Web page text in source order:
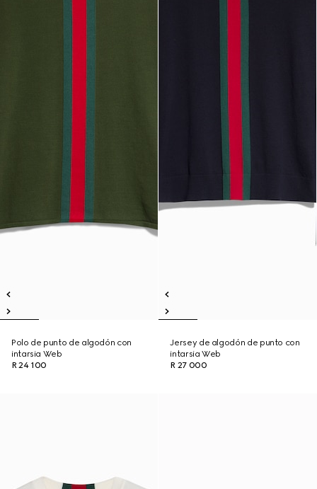
Polo de punto de algodón con
intarsia Web
R 24 100
Jersey de algodón de punto con
intarsia Web
R 27 000